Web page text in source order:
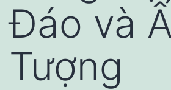
Đáo và
Tượng